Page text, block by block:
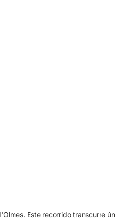
Este recorrido transcurre